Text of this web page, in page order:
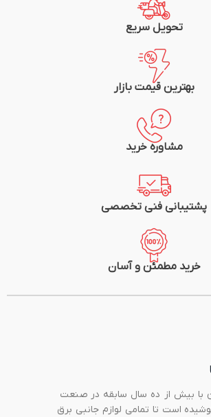
تحویل سریع
بهترین قیمت بازار
مشاوره خرید
پشتیبانی فنی تخصصی
خرید مطمئن و آسان
با بیش از ده سال سابقه در صنعت
است تا تمامی لوازم جانبی برق